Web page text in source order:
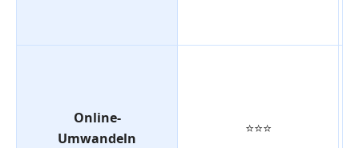
Online-
Umwandeln
⭐⭐⭐